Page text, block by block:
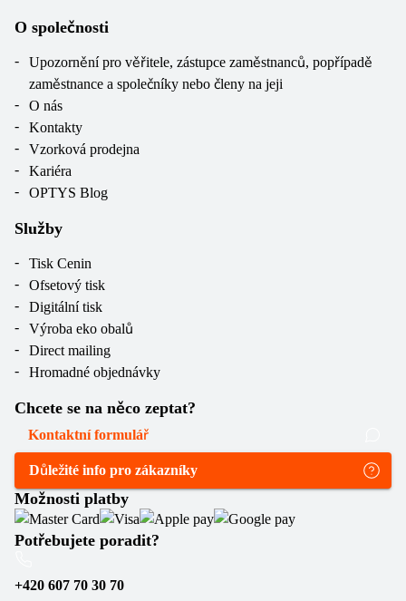
O společnosti
Upozornění pro věřitele, zástupce zaměstnanců, popřípadě
zaměstnance a společníky nebo členy na jeji
O nás
Kontakty
Vzorková prodejna
Kariéra
OPTYS Blog
Služby
Tisk Cenin
Ofsetový tisk
Digitální tisk
Výroba eko obalů
Direct mailing
Hromadné objednávky
Chcete se na něco zeptat?
Kontaktní formulář
Důležité info pro zákazníky
Možnosti platby
Potřebujete poradit?
+420 607 70 30 70